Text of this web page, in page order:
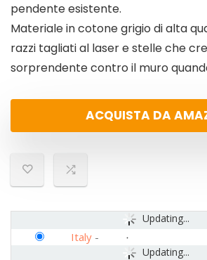
pendente esistente.
Materiale in cotone grigio di alta
razzi tagliati al laser e stelle che
sorprendente contro il muro
ACQUISTA DA
Updating...
Updating...
Italy -